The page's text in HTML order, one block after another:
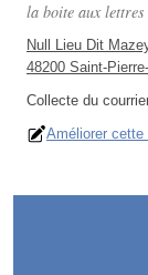
la boite aux
Null Lieu Dit
48200 Saint-
Collecte du
Améliorer cette